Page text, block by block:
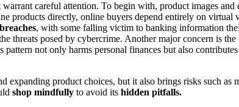
careful attention. To begin with, product images and
products directly, online buyers depend entirely on
, with some falling victim to banking information
threats posed by cybercrime. Another major concern is
pattern not only harms personal finances but also
expanding product choices, but it also brings risks such as
shop mindfully to avoid its hidden pitfalls.